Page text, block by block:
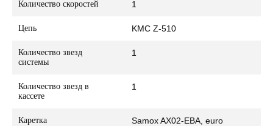
Количество скоростей 1
Цепь KMC Z-510
Количество звезд
системы
1
Количество звезд в
кассете
1
Каретка Samox AX02-EBA, euro